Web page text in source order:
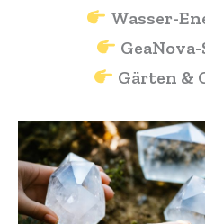
Wasser-
Gärten &